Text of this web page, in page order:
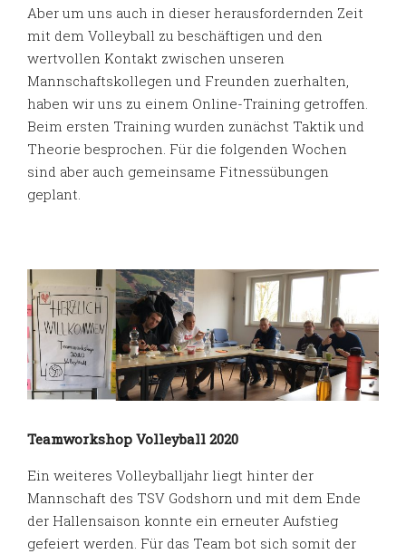
Aber um uns auch in dieser herausfordernden Zeit
mit dem Volleyball zu beschäftigen und den
wertvollen Kontakt zwischen unseren
Mannschaftskollegen und Freunden zuerhalten,
haben wir uns zu einem Online-Training getroffen.
Beim ersten Training wurden zunächst Taktik und
Theorie besprochen. Für die folgenden Wochen
sind aber auch gemeinsame Fitnessübungen
geplant.
Teamworkshop Volleyball 2020
Ein weiteres Volleyballjahr liegt hinter der
Mannschaft des TSV Godshorn und mit dem Ende
der Hallensaison konnte ein erneuter Aufstieg
gefeiert werden. Für das Team bot sich somit der